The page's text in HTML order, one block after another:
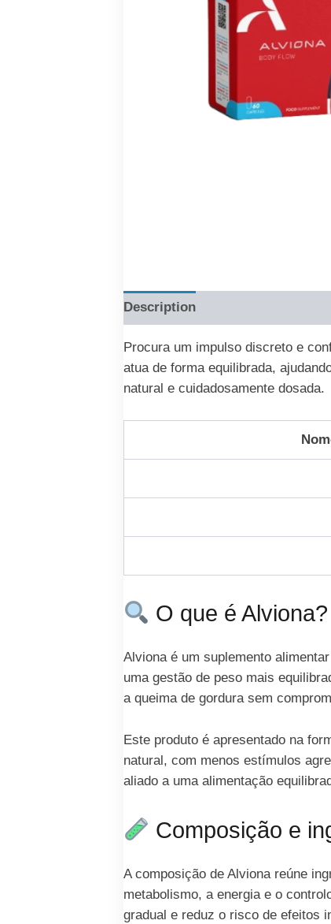
Description
Procura um impulso discreto e
atua de forma equilibrada,
natural e cuidadosamente dosada.
O que é Alviona?
Alviona é um suplemento
uma gestão de peso mais
a queima de gordura sem
Este produto é apresentado na
natural, com menos estímulos
aliado a uma alimentação
Composição e
A composição de Alviona reúne
metabolismo, a energia e o
gradual e reduz o risco de efeitos